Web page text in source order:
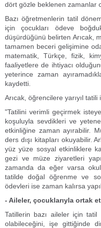
dört gözle beklenen zamanlar
Bazı öğretmenlerin tatil
için çocukları ödeve
düşürdüğünü belirten Arıcak,
tamamen beceri gelişimine
matematik, Türkçe, fizik,
faaliyetlere de ihtiyacı
yeterince zaman
kaydetti.
Arıcak, öğrencilere yarıyıl
"Tatilini verimli geçirmek
koşuluyla sevdikleri ve
etkinliğine zaman ayırabilir.
ders dışı kitapları okuyabilir.
yüz yüze sosyal etkinliklere
gezi ve müze ziyaretleri
zamanda da eğer varsa
tatilde doğal öğrenme ve
ödevleri ise zaman kalırsa
- Aileler, çocuklarıyla ortak
Tatillerin bazı aileler için
olabileceğini, işe gittiğinde